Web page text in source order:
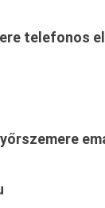
telefonos